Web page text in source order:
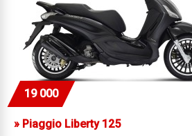
19 000
» Piaggio Liberty 125